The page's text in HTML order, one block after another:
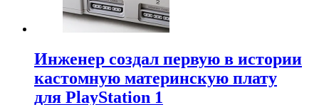
Инженер создал первую в истории
кастомную материнскую плату
для PlayStation 1